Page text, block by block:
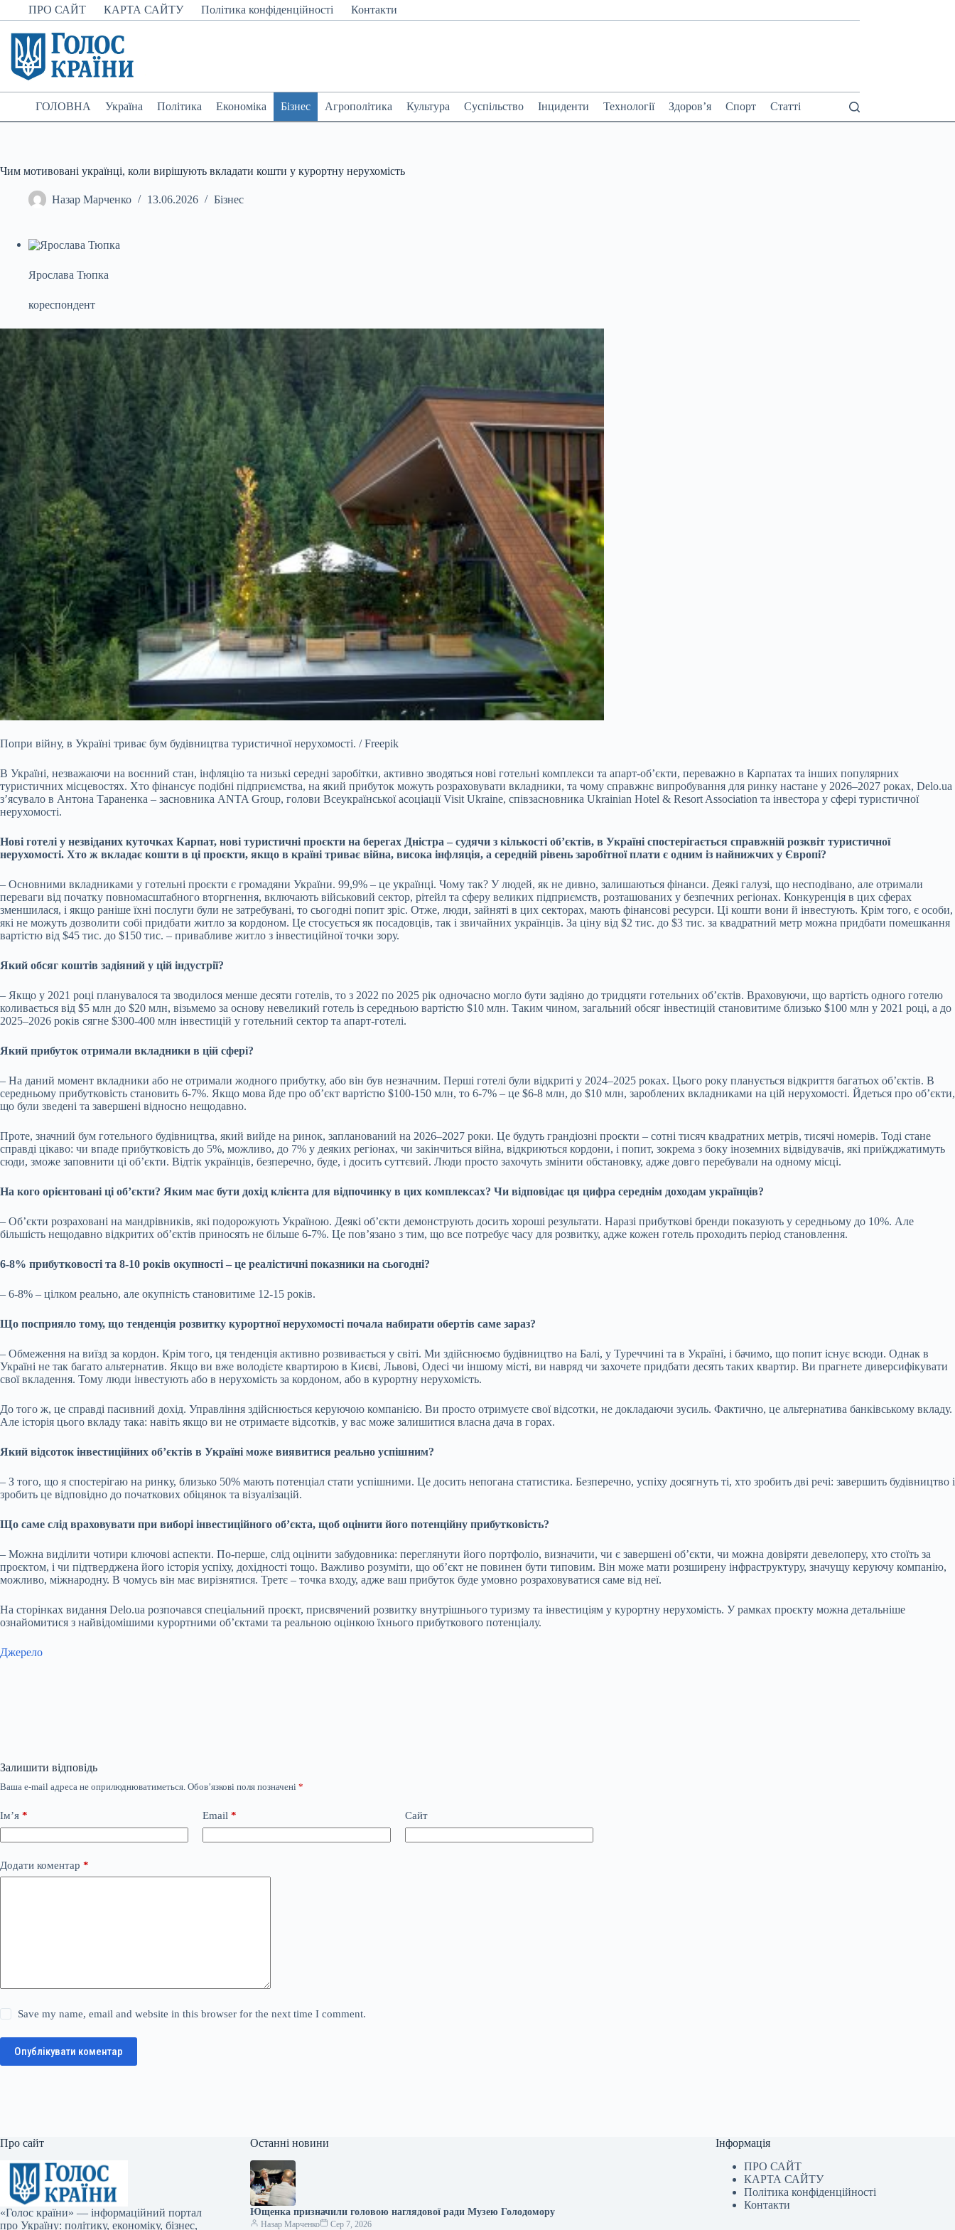
Перейти
до
вмісту
ПРО САЙТ КАРТА САЙТУ Політика конфіденційності Контакти
ГОЛОВНА Україна Політика Економіка Бізнес Агрополітика Культура Суспільство Інциденти Технології Здоров’я Спорт Статті
Чим мотивовані українці, коли вирішують вкладати кошти у курортну нерухомість
Назар Марченко 13.06.2026 Бізнес
Ярослава Тюпка
кореспондент
Попри війну, в Україні триває бум будівництва туристичної нерухомості. / Freepik
В Україні, незважаючи на воєнний стан, інфляцію та низькі середні заробітки, активно зводяться нові готельні комплекси та апарт-об’єкти, переважно в Карпатах та інших популярних
туристичних місцевостях. Хто фінансує подібні підприємства, на який прибуток можуть розраховувати вкладники, та чому справжнє випробування для ринку настане у 2026–2027 роках, Delo.ua
з’ясувало в Антона Тараненка – засновника ANTA Group, голови Всеукраїнської асоціації Visit Ukraine, співзасновника Ukrainian Hotel & Resort Association та інвестора у сфері туристичної
нерухомості.
Нові готелі у незвіданих куточках Карпат, нові туристичні проєкти на берегах Дністра – судячи з кількості об’єктів, в Україні спостерігається справжній розквіт туристичної
нерухомості. Хто ж вкладає кошти в ці проєкти, якщо в країні триває війна, висока інфляція, а середній рівень заробітної плати є одним із найнижчих у Європі?
– Основними вкладниками у готельні проєкти є громадяни України. 99,9% – це українці. Чому так? У людей, як не дивно, залишаються фінанси. Деякі галузі, що несподівано, але отримали
переваги від початку повномасштабного вторгнення, включають військовий сектор, рітейл та сферу великих підприємств, розташованих у безпечних регіонах. Конкуренція в цих сферах
зменшилася, і якщо раніше їхні послуги були не затребувані, то сьогодні попит зріс. Отже, люди, зайняті в цих секторах, мають фінансові ресурси. Ці кошти вони й інвестують. Крім того, є особи,
які не можуть дозволити собі придбати житло за кордоном. Це стосується як посадовців, так і звичайних українців. За ціну від $2 тис. до $3 тис. за квадратний метр можна придбати помешкання
вартістю від $45 тис. до $150 тис. – привабливе житло з інвестиційної точки зору.
Який обсяг коштів задіяний у цій індустрії?
– Якщо у 2021 році планувалося та зводилося менше десяти готелів, то з 2022 по 2025 рік одночасно могло бути задіяно до тридцяти готельних об’єктів. Враховуючи, що вартість одного готелю
коливається від $5 млн до $20 млн, візьмемо за основу невеликий готель із середньою вартістю $10 млн. Таким чином, загальний обсяг інвестицій становитиме близько $100 млн у 2021 році, а до
2025–2026 років сягне $300-400 млн інвестицій у готельний сектор та апарт-готелі.
Який прибуток отримали вкладники в цій сфері?
– На даний момент вкладники або не отримали жодного прибутку, або він був незначним. Перші готелі були відкриті у 2024–2025 роках. Цього року планується відкриття багатьох об’єктів. В
середньому прибутковість становить 6-7%. Якщо мова йде про об’єкт вартістю $100-150 млн, то 6-7% – це $6-8 млн, до $10 млн, зароблених вкладниками на цій нерухомості. Йдеться про об’єкти,
що були зведені та завершені відносно нещодавно.
Проте, значний бум готельного будівництва, який вийде на ринок, запланований на 2026–2027 роки. Це будуть грандіозні проєкти – сотні тисяч квадратних метрів, тисячі номерів. Тоді стане
справді цікаво: чи впаде прибутковість до 5%, можливо, до 7% у деяких регіонах, чи закінчиться війна, відкриються кордони, і попит, зокрема з боку іноземних відвідувачів, які приїжджатимуть
сюди, зможе заповнити ці об’єкти. Відтік українців, безперечно, буде, і досить суттєвий. Люди просто захочуть змінити обстановку, адже довго перебували на одному місці.
На кого орієнтовані ці об’єкти? Яким має бути дохід клієнта для відпочинку в цих комплексах? Чи відповідає ця цифра середнім доходам українців?
– Об’єкти розраховані на мандрівників, які подорожують Україною. Деякі об’єкти демонструють досить хороші результати. Наразі прибуткові бренди показують у середньому до 10%. Але
більшість нещодавно відкритих об’єктів приносять не більше 6-7%. Це пов’язано з тим, що все потребує часу для розвитку, адже кожен готель проходить період становлення.
6-8% прибутковості та 8-10 років окупності – це реалістичні показники на сьогодні?
– 6-8% – цілком реально, але окупність становитиме 12-15 років.
Що посприяло тому, що тенденція розвитку курортної нерухомості почала набирати обертів саме зараз?
– Обмеження на виїзд за кордон. Крім того, ця тенденція активно розвивається у світі. Ми здійснюємо будівництво на Балі, у Туреччині та в Україні, і бачимо, що попит існує всюди. Однак в
Україні не так багато альтернатив. Якщо ви вже володієте квартирою в Києві, Львові, Одесі чи іншому місті, ви навряд чи захочете придбати десять таких квартир. Ви прагнете диверсифікувати
свої вкладення. Тому люди інвестують або в нерухомість за кордоном, або в курортну нерухомість.
До того ж, це справді пасивний дохід. Управління здійснюється керуючою компанією. Ви просто отримуєте свої відсотки, не докладаючи зусиль. Фактично, це альтернатива банківському вкладу.
Але історія цього вкладу така: навіть якщо ви не отримаєте відсотків, у вас може залишитися власна дача в горах.
Який відсоток інвестиційних об’єктів в Україні може виявитися реально успішним?
– З того, що я спостерігаю на ринку, близько 50% мають потенціал стати успішними. Це досить непогана статистика. Безперечно, успіху досягнуть ті, хто зробить дві речі: завершить будівництво і
зробить це відповідно до початкових обіцянок та візуалізацій.
Що саме слід враховувати при виборі інвестиційного об’єкта, щоб оцінити його потенційну прибутковість?
– Можна виділити чотири ключові аспекти. По-перше, слід оцінити забудовника: переглянути його портфоліо, визначити, чи є завершені об’єкти, чи можна довіряти девелоперу, хто стоїть за
проєктом, і чи підтверджена його історія успіху, дохідності тощо. Важливо розуміти, що об’єкт не повинен бути типовим. Він може мати розширену інфраструктуру, значущу керуючу компанію,
можливо, міжнародну. В чомусь він має вирізнятися. Третє – точка входу, адже ваш прибуток буде умовно розраховуватися саме від неї.
На сторінках видання Delo.ua розпочався спеціальний проєкт, присвячений розвитку внутрішнього туризму та інвестиціям у курортну нерухомість. У рамках проєкту можна детальніше
ознайомитися з найвідомішими курортними об’єктами та реальною оцінкою їхнього прибуткового потенціалу.
Джерело
Залишити відповідь
Ваша e-mail адреса не оприлюднюватиметься. Обов’язкові поля позначені *
Ім’я * Email * Сайт
Додати коментар *
Save my name, email and website in this browser for the next time I comment.
Опублікувати коментар
Про сайт
«Голос країни» — інформаційний портал
про Україну: політику, економіку, бізнес,
Останні новини
Ющенка призначили головою наглядової ради Музею Голодомору
Назар Марченко Сер 7, 2026
Інформація
ПРО САЙТ
КАРТА САЙТУ
Політика конфіденційності
Контакти